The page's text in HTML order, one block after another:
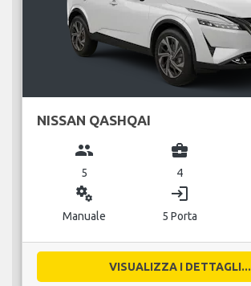
NISSAN QASHQAI
group
5
business_center
4
miscellaneous_services
Manuale
login
5 Porta
VISUALIZZA I DETTAGLI...